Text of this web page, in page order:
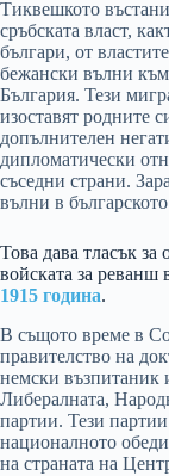
Тиквешкото
сръбската власт,
българи, от
бежански вълни
България. Тези
изоставят родните
допълнителен
дипломатически
съседни страни.
вълни в
Това дава тласък
войската за реванш
1915 година.
В същото време в
правителство на
немски възпитаник
Либералната,
партии. Тези
националното
на страната на